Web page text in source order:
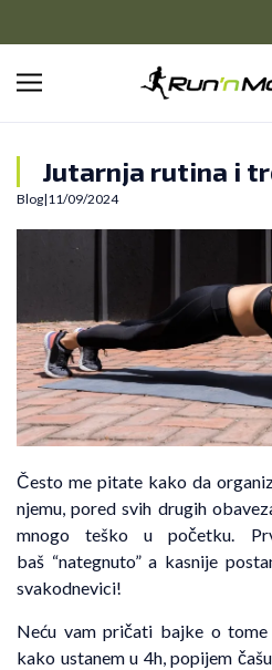
Jutarnja rutina i
Blog|11/09/2024
Često me pitate kako da
njemu, pored svih drugih
mnogo teško u početku.
baš “nategnuto” a kasnije
svakodnevici!
Neću vam pričati bajke o
kako ustanem u 4h, popijem